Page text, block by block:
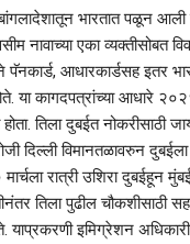
भारतात पळून आली
नावाच्या एका व्यक्तीसोबत
पॅनकार्ड, आधारकार्डसह इतर
या कागदपत्रांच्या आधारे
होता. तिला दुबईत नोकरीसाठी
दिल्ली विमानतळावरुन
रात्री उशिरा दुबईहून
तिला पुढील चौकशीसाठी
याप्रकरणी इमिग्रेशन